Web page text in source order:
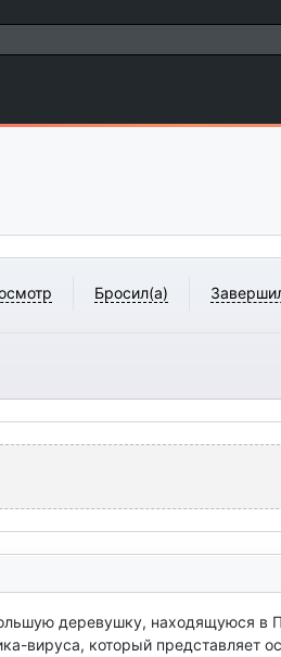
Бросил(а)
деревушку, находящуюся в
вируса, который представляет